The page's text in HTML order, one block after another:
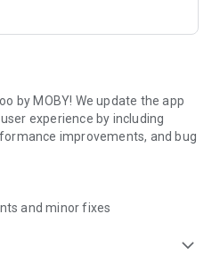
Contact: info@mobymove.com
by MOBY! We update the app
experience by including
improvements, and bug
and minor fixes
expand_more